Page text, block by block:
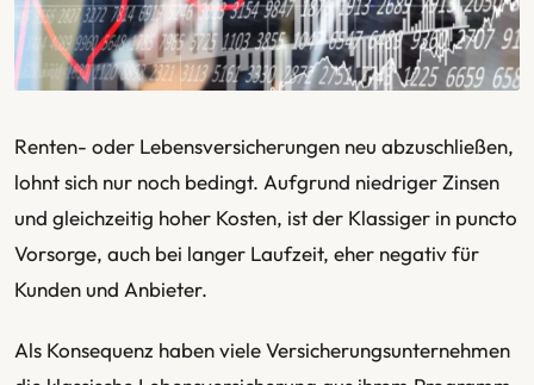
Renten- oder Lebensversicherungen neu abzuschließen,
lohnt sich nur noch bedingt. Aufgrund niedriger Zinsen
und gleichzeitig hoher Kosten, ist der Klassiger in puncto
Vorsorge, auch bei langer Laufzeit, eher negativ für
Kunden und Anbieter.
Als Konsequenz haben viele Versicherungsunternehmen